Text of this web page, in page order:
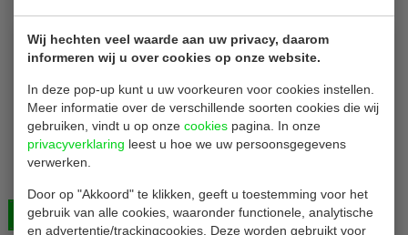
Wij hechten veel waarde aan uw privacy, daarom
informeren wij u over cookies op onze website.
In deze pop-up kunt u uw voorkeuren voor cookies instellen.
Meer informatie over de verschillende soorten cookies die wij
gebruiken, vindt u op onze cookies pagina. In onze
privacyverklaring leest u hoe we uw persoonsgegevens
verwerken.
Door op "Akkoord" te klikken, geeft u toestemming voor het
gebruik van alle cookies, waaronder functionele, analytische
en advertentie/trackingcookies. Deze worden gebruikt voor
Servetten GG996
Servetten | 33 x 33 cm | 1 Laags | Wit | 5.000 Stuks
€ 48,00 Bekijken